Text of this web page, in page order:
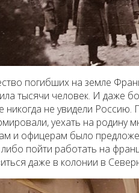
погибших на земле
тысячи человек. И даже
никогда не увидели
уехать на родину
и офицерам было
пойти работать на
даже в колонии в